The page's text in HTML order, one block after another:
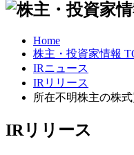
Home
株主・投資家情報
IRニュース
IRリリース
所在不明株主の株
IRリリース